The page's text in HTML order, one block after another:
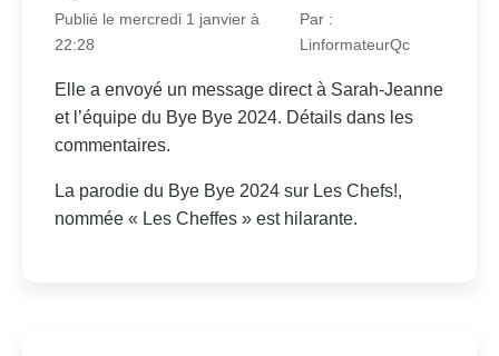
Publié le mercredi 1 janvier à
22:28
Par :
LinformateurQc
Elle a envoyé un message direct à Sarah-Jeanne
et l’équipe du Bye Bye 2024. Détails dans les
commentaires.
La parodie du Bye Bye 2024 sur Les Chefs!,
nommée « Les Cheffes » est hilarante.